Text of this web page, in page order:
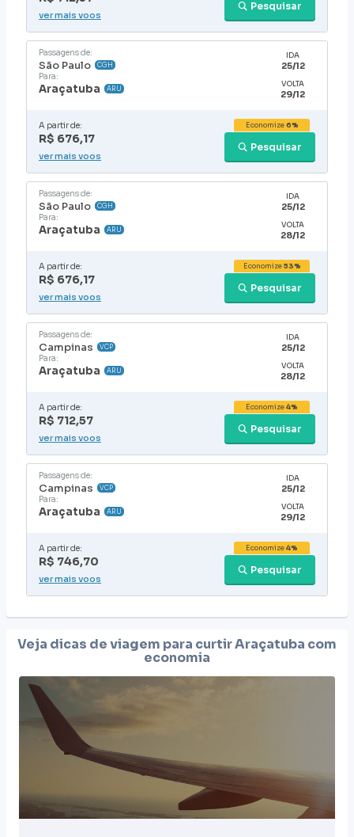
Pesquisar
ver mais voos
Passagens de:
São Paulo CGH
Para:
Araçatuba ARU
IDA
25/12
VOLTA
29/12
A partir de:
R$ 676,17
Pesquisar
Economize6%
ver mais voos
Passagens de:
São Paulo CGH
Para:
Araçatuba ARU
IDA
25/12
VOLTA
28/12
A partir de:
R$ 676,17
Pesquisar
Economize53%
ver mais voos
Passagens de:
Campinas VCP
Para:
Araçatuba ARU
IDA
25/12
VOLTA
28/12
A partir de:
R$ 712,57
Pesquisar
Economize4%
ver mais voos
Passagens de:
Campinas VCP
Para:
Araçatuba ARU
IDA
25/12
VOLTA
29/12
A partir de:
R$ 746,70
Pesquisar
Economize4%
ver mais voos
Veja dicas de viagem para curtirAraçatuba com
economia